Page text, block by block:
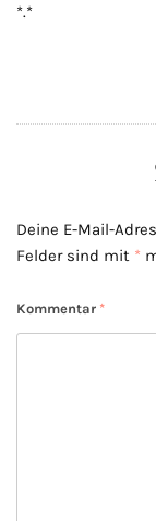
*.*
Deine E-Mail-
Felder sind mit *
Kommentar *